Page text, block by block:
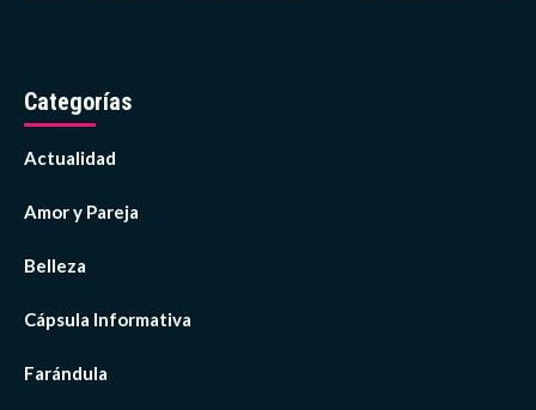
Categorías
Actualidad
Amor y Pareja
Belleza
Cápsula Informativa
Farándula